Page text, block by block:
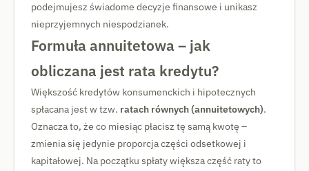
podejmujesz świadome decyzje finansowe i unikasz
nieprzyjemnych niespodzianek.
Formuła annuitetowa – jak
obliczana jest rata kredytu?
Większość kredytów konsumenckich i hipotecznych
spłacana jest w tzw. ratach równych (annuitetowych).
Oznacza to, że co miesiąc płacisz tę samą kwotę –
zmienia się jedynie proporcja części odsetkowej i
kapitałowej. Na początku spłaty większa część raty to